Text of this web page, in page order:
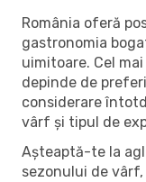
România oferă
gastronomia
uimitoare. Cel
depinde de
considerare
vârf și tipul de
Așteaptă-te la
sezonului de